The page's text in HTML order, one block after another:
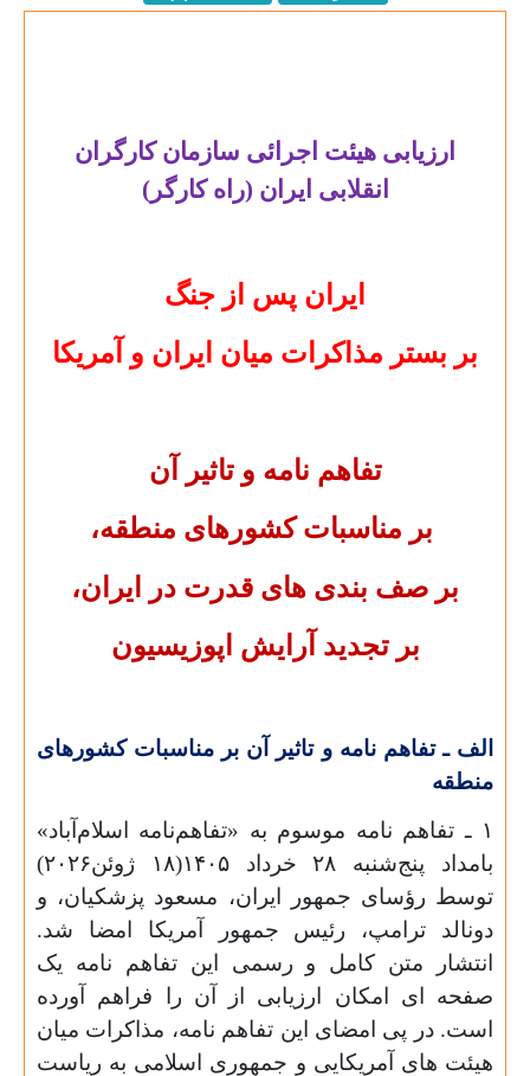
ارزیابی هیئت اجرائی سازمان کارگران
انقلابی ایران (راه کارگر)
ایران پس از جنگ
بر بستر مذاکرات میان ایران و آمریکا
تفاهم نامه و تاثیر آن
بر مناسبات کشورهای منطقه،
بر صف بندی های قدرت در ایران،
بر تجدید آرایش اپوزیسیون
الف ـ تفاهم نامه و تاثیر آن بر مناسبات کشورهای
منطقه
۱ ـ تفاهم نامه موسوم به «تفاهم‌نامه اسلام‌آباد»
بامداد پنج‌شنبه ۲۸ خرداد ۱۴۰۵(۱۸ ژوئن۲۰۲۶)
توسط رؤسای جمهور ایران، مسعود پزشکیان، و
دونالد ترامپ، رئیس جمهور آمریکا امضا شد.
انتشار متن کامل و رسمی این تفاهم نامه یک
صفحه ای امکان ارزیابی از آن را فراهم آورده
است. در پی امضای این تفاهم نامه، مذاکرات میان
هیئت های آمریکایی و جمهوری اسلامی به ریاست